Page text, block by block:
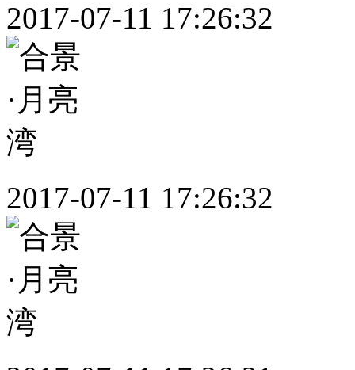
2017-07-11 17:26:32
2017-07-11 17:26:32